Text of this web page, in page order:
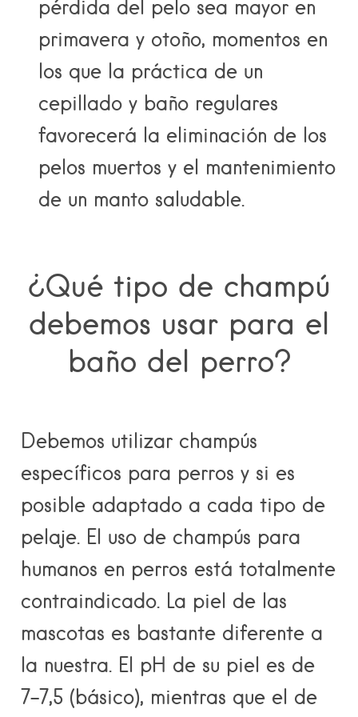
pérdida del pelo sea mayor en
primavera y otoño, momentos en
los que la práctica de un
cepillado y baño regulares
favorecerá la eliminación de los
pelos muertos y el mantenimiento
de un manto saludable.
¿Qué tipo de champú
debemos usar para el
baño del perro?
Debemos utilizar champús
específicos para perros y si es
posible adaptado a cada tipo de
pelaje. El uso de champús para
humanos en perros está totalmente
contraindicado. La piel de las
mascotas es bastante diferente a
la nuestra. El pH de su piel es de
7-7,5 (básico), mientras que el de